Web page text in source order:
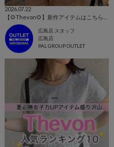
2026.07.22
広島店 スタッフ
広島店
PAL GROUP OUTLET